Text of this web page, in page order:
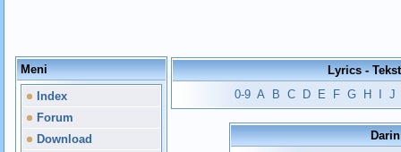
Meni
Index
Forum
Download
Lyrics -
0-9 A B C D E F G H J